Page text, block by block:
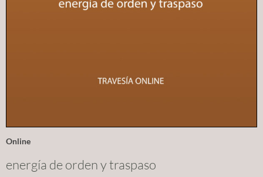
Online
energía de orden y traspaso